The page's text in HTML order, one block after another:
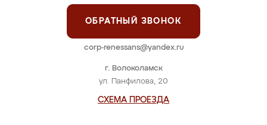
г. Волоколамск
ул. Панфилова, 20
СХЕМА ПРОЕЗДА
ОБРАТНЫЙ ЗВОНОК
corp-renessans@yandex.ru